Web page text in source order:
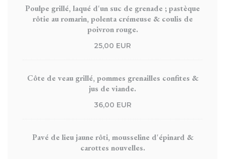
Poulpe grillé, laqué d'un suc de grenade ; pastèque
rôtie au romarin, polenta crémeuse & coulis de
poivron rouge.
25,00 EUR
Côte de veau grillé, pommes grenailles confites &
jus de viande.
36,00 EUR
Pavé de lieu jaune rôti, mousseline d'épinard &
carottes nouvelles.